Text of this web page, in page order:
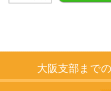
大阪支部まで